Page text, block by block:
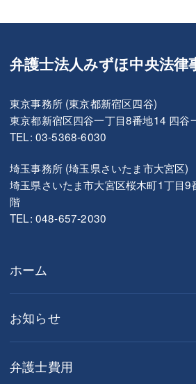
弁護士法人みずほ中央法律
東京事務所 (東京都新宿区四谷)
東京都新宿区四谷一丁目8番地14 四谷
TEL: 03-5368-6030
埼玉事務所 (埼玉県さいたま市大宮区)
埼玉県さいたま市大宮区桜木町1丁目
階
TEL: 048-657-2030
ホーム
お知らせ
弁護士費用